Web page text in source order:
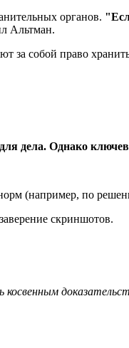
органов.
Альтман.
за собой право
дела. Однако
(например, по
скриншотов.
косвенным